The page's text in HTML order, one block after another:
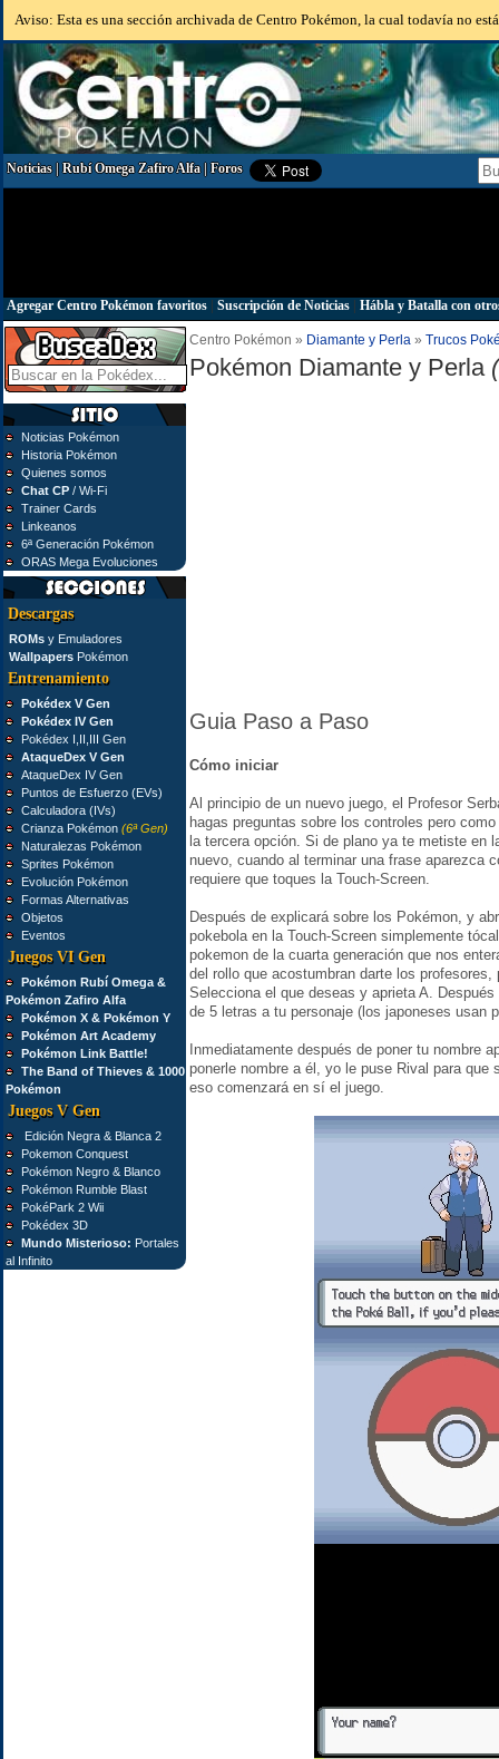
Aviso: Esta es una sección archivada de Centro Pokémon, la cual todavía no
Noticias|Rubí Omega Zafiro Alfa|Foros
Agregar Centro Pokémon favoritos Suscripción de Noticias Hábla y Batalla con
Noticias Pokémon
Historia Pokémon
Quienes somos
Chat CP / Wi-Fi
Trainer Cards
Linkeanos
6ª Generación Pokémon
ORAS Mega Evoluciones
Descargas
ROMs y Emuladores
Wallpapers Pokémon
Entrenamiento
Pokédex V Gen
Pokédex IV Gen
Pokédex I,II,III Gen
AtaqueDex V Gen
AtaqueDex IV Gen
Puntos de Esfuerzo (EVs)
Calculadora (IVs)
Crianza Pokémon (6ª Gen)
Naturalezas Pokémon
Sprites Pokémon
Evolución Pokémon
Formas Alternativas
Objetos
Eventos
Juegos VI Gen
Pokémon Rubí Omega &
Pokémon Zafiro Alfa
Pokémon X & Pokémon Y
Pokémon Art Academy
Pokémon Link Battle!
The Band of Thieves & 1000
Pokémon
Juegos V Gen
Edición Negra & Blanca 2
Pokemon Conquest
Pokémon Negro & Blanco
Pokémon Rumble Blast
PokéPark 2 Wii
Pokédex 3D
Mundo Misterioso: Portales
al Infinito
Centro Pokémon » Diamante y Perla » Trucos
Pokémon Diamante y Perla
Guia Paso a Paso
Cómo iniciar
Al principio de un nuevo juego, el Profesor
hagas preguntas sobre los controles pero
la tercera opción. Si de plano ya te metiste en
nuevo, cuando al terminar una frase aparezca
requiere que toques la Touch-Screen.
Después de explicará sobre los Pokémon, y
pokebola en la Touch-Screen simplemente
pokemon de la cuarta generación que nos
del rollo que acostumbran darte los
Selecciona el que deseas y aprieta A.
de 5 letras a tu personaje (los japoneses usan
Inmediatamente después de poner tu nombre
ponerle nombre a él, yo le puse Rival para que
eso comenzará en sí el juego.